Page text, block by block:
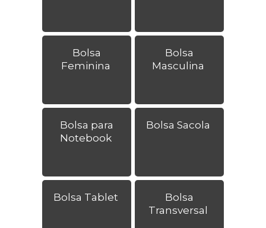
Bolsa
Feminina
Bolsa
Masculina
Bolsa para
Notebook
Bolsa Sacola
Bolsa Tablet
Bolsa
Transversal